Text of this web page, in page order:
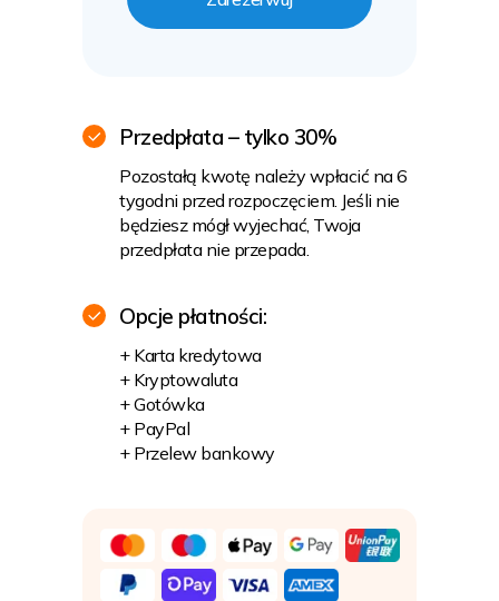
Przedpłata – tylko 30%
Pozostałą kwotę należy wpłacić na 6
tygodni przed rozpoczęciem. Jeśli nie
będziesz mógł wyjechać, Twoja
przedpłata nie przepada.
+ Karta kredytowa
+ Kryptowaluta
+ Gotówka
+ PayPal
+ Przelew bankowy
Opcje płatności: